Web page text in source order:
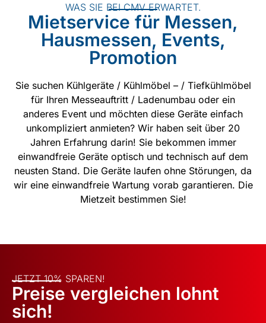
WAS SIE BEI CMV ERWARTET.
Mietservice für Messen,
Hausmessen, Events,
Promotion
Sie suchen Kühlgeräte / Kühlmöbel – / Tiefkühlmöbel
für Ihren Messeauftritt / Ladenumbau oder ein
anderes Event und möchten diese Geräte einfach
unkompliziert anmieten? Wir haben seit über 20
Jahren Erfahrung darin! Sie bekommen immer
einwandfreie Geräte optisch und technisch auf dem
neusten Stand. Die Geräte laufen ohne Störungen, da
wir eine einwandfreie Wartung vorab garantieren. Die
Mietzeit bestimmen Sie!
JETZT 10% SPAREN!
Preise vergleichen lohnt
sich!